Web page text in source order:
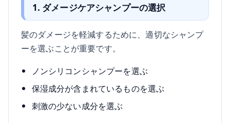
1. ダメージケアシャンプーの選択
髪のダメージを軽減するために、適切なシャンプ
ーを選ぶことが重要です。
ノンシリコンシャンプーを選ぶ
保湿成分が含まれているものを選ぶ
刺激の少ない成分を選ぶ